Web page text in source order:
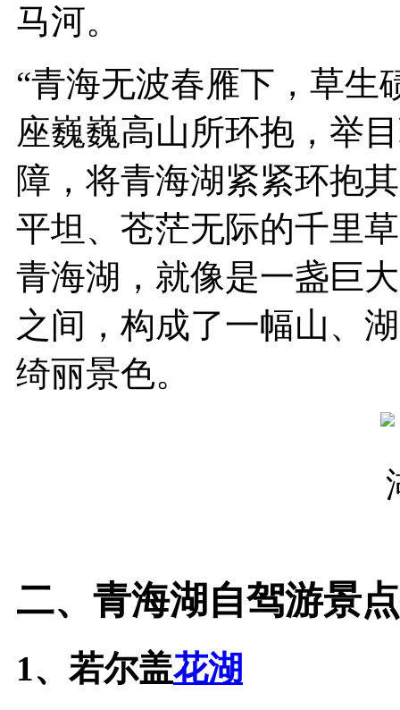
马河。
“青海无波春雁下，草生
座巍巍高山所环抱，举
障，将青海湖紧紧环抱
平坦、苍茫无际的千里
青海湖，就像是一盏巨
之间，构成了一幅山、
绮丽景色。
二、青海湖自驾游景
1、若尔盖花湖